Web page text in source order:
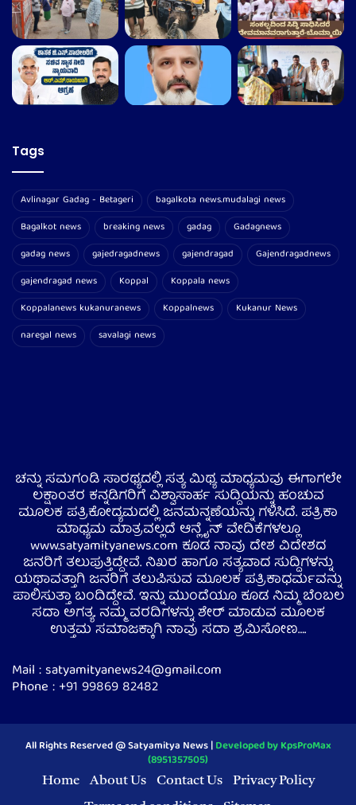
Tags
Avlinagar Gadag - Betageri
bagalkota news.mudalagi news
Bagalkot news
breaking news gadag
Gadagnews
gadag news
gajedragadnews gajendragad
Gajendragadnews
gajendragad news
Koppal
Koppala news
Koppalanews kukanuranews
Koppalnews
Kukanur News
naregal news
savalagi news
ಚನ್ನು ಸಮಗಂಡಿ ಸಾರಥ್ಯದಲ್ಲಿ ಸತ್ಯ ಮಿಥ್ಯ ಮಾಧ್ಯಮವು ಈಗಾಗಲೇ
ಲಕ್ಷಾಂತರ ಕನ್ನಡಿಗರಿಗೆ ವಿಶ್ವಾಸಾರ್ಹ ಸುದ್ದಿಯನ್ನು ಹಂಚುವ
ಮೂಲಕ ಪತ್ರಿಕೋದ್ಯಮದಲ್ಲಿ ಜನಮನ್ನಣೆಯನ್ನು ಗಳಿಸಿದೆ. ಪತ್ರಿಕಾ
ಮಾಧ್ಯಮ ಮಾತ್ರವಲ್ಲದೆ ಆನ್ಲೈನ್ ವೇದಿಕೆಗಳಲ್ಲೂ
www.satyamityanews.com ಕೂಡ ನಾವು ದೇಶ ವಿದೇಶದ
ಜನರಿಗೆ ತಲುಪುತ್ತಿದ್ದೇವೆ. ನಿಖರ ಹಾಗೂ ಸತ್ಯವಾದ ಸುದ್ದಿಗಳನ್ನು
ಯಥಾವತ್ತಾಗಿ ಜನರಿಗೆ ತಲುಪಿಸುವ ಮೂಲಕ ಪತ್ರಿಕಾಧರ್ಮವನ್ನು
ಪಾಲಿಸುತ್ತಾ ಬಂದಿದ್ದೇವೆ. ಇನ್ನು ಮುಂದೆಯೂ ಕೂಡ ನಿಮ್ಮ ಬೆಂಬಲ
ಸದಾ ಅಗತ್ಯ. ನಮ್ಮ ವರದಿಗಳನ್ನು ಶೇರ್ ಮಾಡುವ ಮೂಲಕ
ಉತ್ತಮ ಸಮಾಜಕ್ಕಾಗಿ ನಾವು ಸದಾ ಶ್ರಮಿಸೋಣ….
Mail : satyamityanews24@gmail.com
Phone : +91 99869 82482
All Rights Reserved @ Satyamitya News |Developed by KpsProMax
(8951357505)
Home About Us Contact Us
Privacy Policy